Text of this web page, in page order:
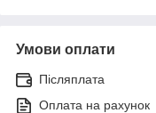
Умови оплати
Післяплата
Оплата на рахунок